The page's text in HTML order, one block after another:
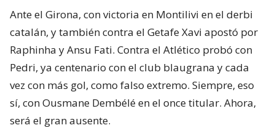
Ante el Girona, con victoria en Montilivi en el derbi
catalán, y también contra el Getafe Xavi apostó por
Raphinha y Ansu Fati. Contra el Atlético probó con
Pedri, ya centenario con el club blaugrana y cada
vez con más gol, como falso extremo. Siempre, eso
sí, con Ousmane Dembélé en el once titular. Ahora,
será el gran ausente.